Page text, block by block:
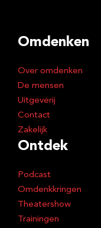
Omdenken
Over omdenken
De mensen
Uitgeverij
Contact
Zakelijk
Ontdek
Podcast
Omdenkkringen
Theatershow
Trainingen